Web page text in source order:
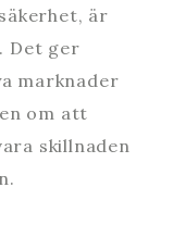
är
Det ger
marknader
om att
skillnaden